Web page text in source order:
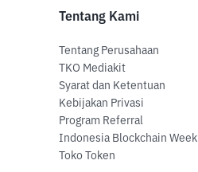
Tentang Kami
Tentang Perusahaan
TKO Mediakit
Syarat dan Ketentuan
Kebijakan Privasi
Program Referral
Indonesia Blockchain Week
Toko Token